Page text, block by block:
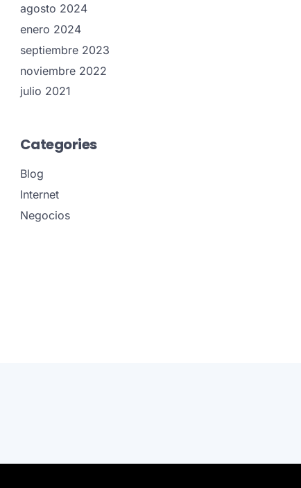
agosto 2024
enero 2024
septiembre 2023
noviembre 2022
julio 2021
Categories
Blog
Internet
Negocios